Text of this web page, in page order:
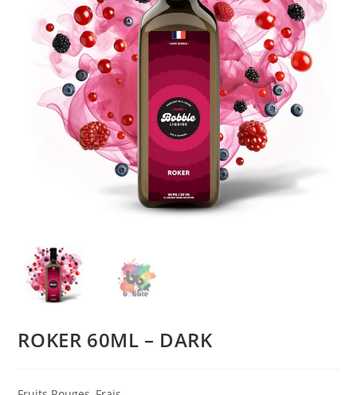
ROKER 60ML – DARK